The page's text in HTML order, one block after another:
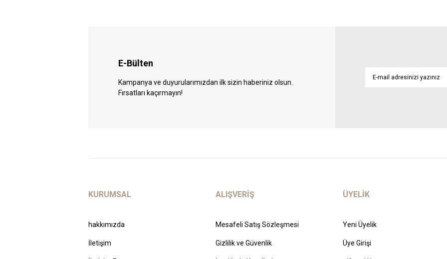
E-Bülten
Kampanya ve duyurularımızdan ilk sizin haberiniz olsun.
Fırsatları kaçırmayın!
KURUMSAL
hakkımızda
İletişim
ALIŞVERİŞ
Mesafeli Satış Sözleşmesi
Gizlilik ve Güvenlik
ÜYELİK
Yeni Üyelik
Üye Girişi